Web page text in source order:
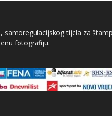
samoregulacijskog tijela za
fotografiju.